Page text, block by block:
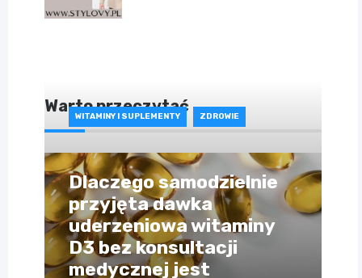
Warto przeczytać
WITAMINY I SUPLEMENTY ZDROWIE
Dlaczego samodzielnie
przyjęta dawka
uderzeniowa witaminy
D3 bez konsultacji
medycznej jest